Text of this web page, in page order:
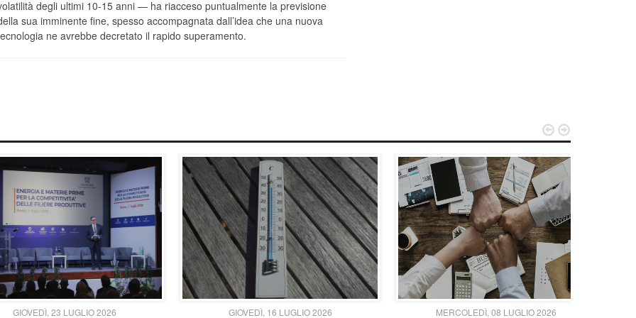
degli ultimi 10-15 anni — ha riacceso puntualmente la previsione
sua imminente fine, spesso accompagnata dall’idea che una nuova
ne avrebbe decretato il rapido superamento.
GIOVEDÌ, 23 LUGLIO 2026 GIOVEDÌ, 16 LUGLIO 2026 MERCOLEDÌ, 08 LUGLIO 2026
 